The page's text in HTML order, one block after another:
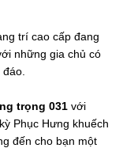
trí cao cấp đang
những gia chủ có
trọng 031 với
Phục Hưng khuếch
đến cho bạn một